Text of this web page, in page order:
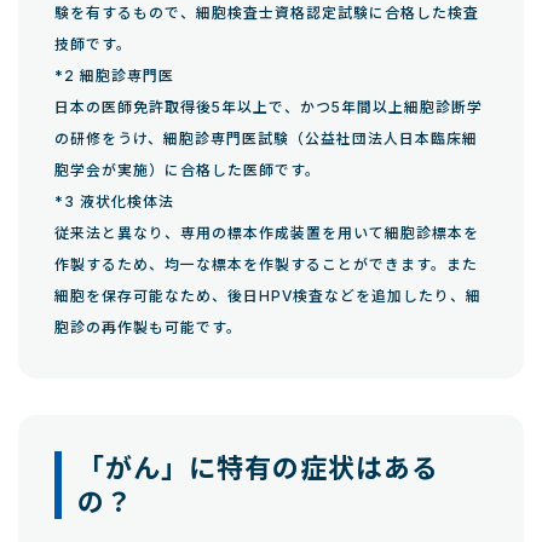
験を有するもので、細胞検査士資格認定試験に合格した検査
技師です。
*2 細胞診専門医
日本の医師免許取得後5年以上で、かつ5年間以上細胞診断学
の研修をうけ、細胞診専門医試験（公益社団法人日本臨床細
胞学会が実施）に合格した医師です。
*3 液状化検体法
従来法と異なり、専用の標本作成装置を用いて細胞診標本を
作製するため、均一な標本を作製することができます。また
細胞を保存可能なため、後日HPV検査などを追加したり、細
胞診の再作製も可能です。
「がん」に特有の症状はある
の？